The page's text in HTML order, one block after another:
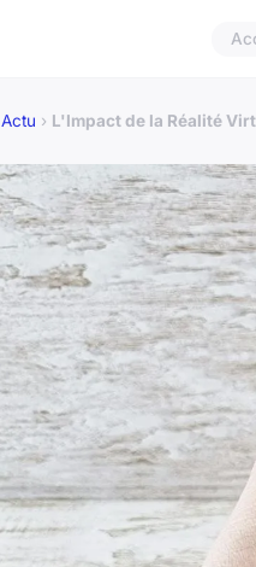
Actu › L'Impact de la Réalité